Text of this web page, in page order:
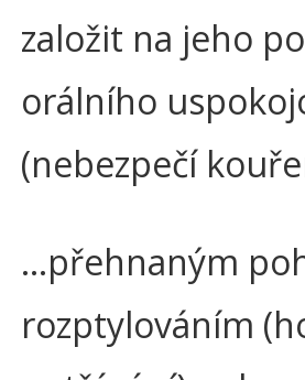
založit na jeho
orálního
(nebezpečí
…přehnaným
rozptylováním